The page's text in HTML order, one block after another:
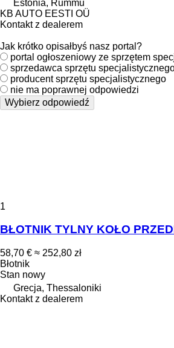
Estonia, Rummu
KB AUTO EESTI OÜ
Kontakt z dealerem
Jak krótko opisałbyś nasz portal?
portal ogłoszeniowy ze sprzętem
sprzedawca sprzętu
producent sprzętu specjalistycznego
nie ma poprawnej odpowiedzi
Wybierz odpowiedź
1
BŁOTNIK TYLNY KOŁO
58,70 € ≈ 252,80 zł
Błotnik
Stan nowy
Grecja, Thessaloniki
Kontakt z dealerem